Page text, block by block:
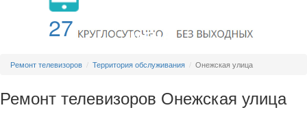
27
МЕНЮ
Ремонт телевизоров Территория обслуживания Онежская улица
Ремонт телевизоров Онежская улица